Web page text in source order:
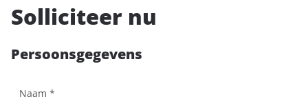
Solliciteer nu
Persoonsgegevens